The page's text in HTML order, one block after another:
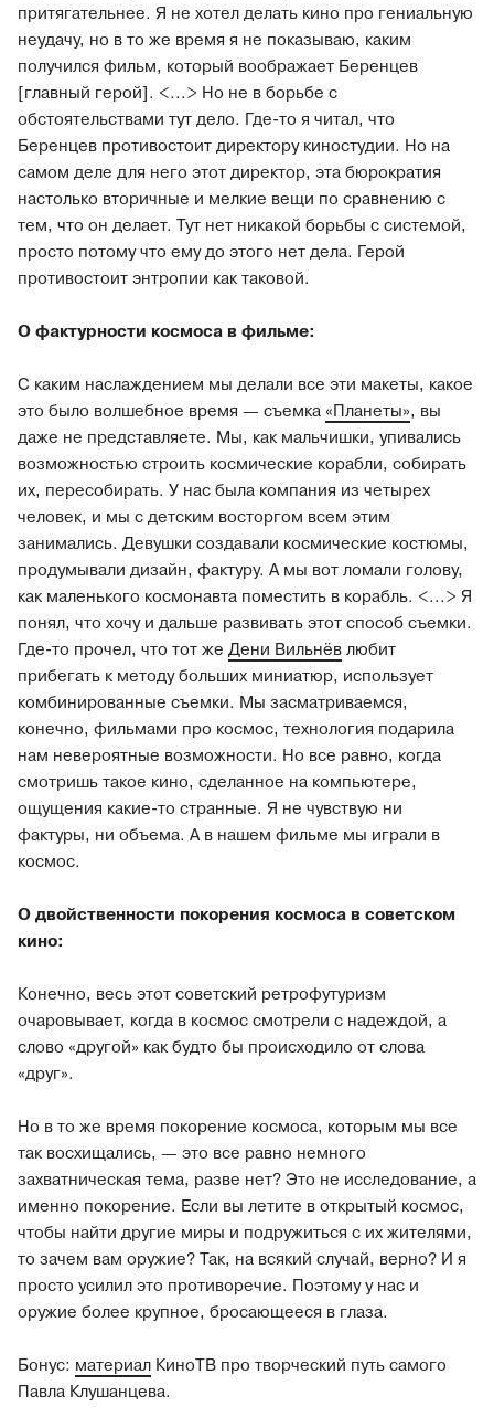
притягательнее. Я не хотел делать кино про гениальную
неудачу, но в то же время я не показываю, каким
получился фильм, который воображает Беренцев
[главный герой]. <...> Но не в борьбе с
обстоятельствами тут дело. Где-то я читал, что
Беренцев противостоит директору киностудии. Но на
самом деле для него этот директор, эта бюрократия
настолько вторичные и мелкие вещи по сравнению с
тем, что он делает. Тут нет никакой борьбы с системой,
просто потому что ему до этого нет дела. Герой
противостоит энтропии как таковой.
О фактурности космоса в фильме:
С каким наслаждением мы делали все эти макеты, какое
это было волшебное время — съемка «Планеты», вы
даже не представляете. Мы, как мальчишки, упивались
возможностью строить космические корабли, собирать
их, пересобирать. У нас была компания из четырех
человек, и мы с детским восторгом всем этим
занимались. Девушки создавали космические костюмы,
продумывали дизайн, фактуру. А мы вот ломали голову,
как маленького космонавта поместить в корабль. <...> Я
понял, что хочу и дальше развивать этот способ съемки.
Где-то прочел, что тот же Дени Вильнёвлюбит
прибегать к методу больших миниатюр, использует
комбинированные съемки. Мы засматриваемся,
конечно, фильмами про космос, технология подарила
нам невероятные возможности. Но все равно, когда
смотришь такое кино, сделанное на компьютере,
ощущения какие-то странные. Я не чувствую ни
фактуры, ни объема. А в нашем фильме мы играли в
космос.
О двойственности покорения космоса в советском
кино:
Конечно, весь этот советский ретрофутуризм
очаровывает, когда в космос смотрели с надеждой, а
слово «другой» как будто бы происходило от слова
«друг».
Но в то же время покорение космоса, которым мы все
так восхищались, — это все равно немного
захватническая тема, разве нет? Это не исследование, а
именно покорение. Если вы летите в открытый космос,
чтобы найти другие миры и подружиться с их жителями,
то зачем вам оружие? Так, на всякий случай, верно? И я
просто усилил это противоречие. Поэтому у нас и
оружие более крупное, бросающееся в глаза.
Бонус: материал КиноТВ про творческий путь самого
Павла Клушанцева.